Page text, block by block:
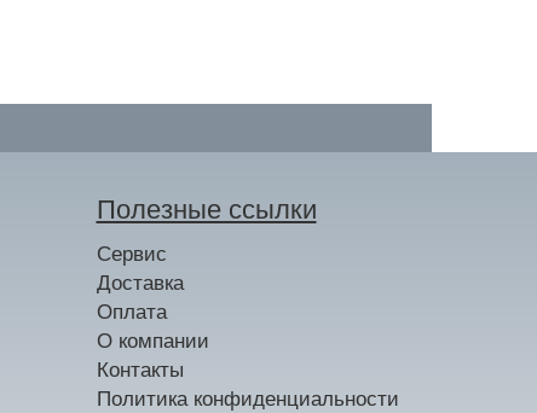
Полезные ссылки
Сервис
Доставка
Оплата
О компании
Контакты
Политика конфиденциальности